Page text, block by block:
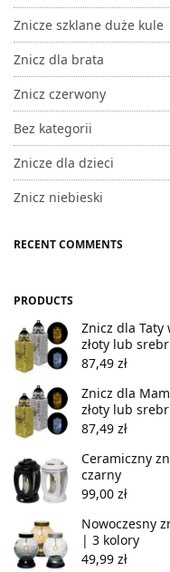
Znicze szklane duże kule
Znicz dla brata
Znicz czerwony
Bez kategorii
Znicze dla dzieci
Znicz niebieski
RECENT COMMENTS
PRODUCTS
Znicz dla Taty
złoty lub
87,49 zł
Znicz dla
złoty lub
87,49 zł
Ceramiczny
czarny
99,00 zł
Nowoczesny
| 3 kolory
49,99 zł